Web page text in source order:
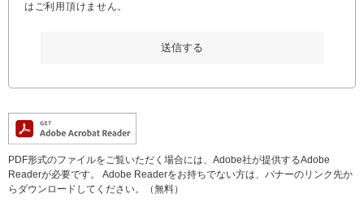
はご利用頂けません。
PDF形式のファイルをご覧いただく場合には、Adobe社が提供するAdobe
Readerが必要です。
Adobe Readerをお持ちでない方は、バナーのリンク先か
らダウンロードしてください。（無料）